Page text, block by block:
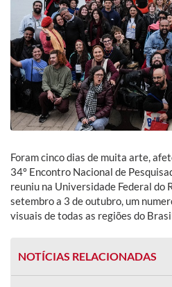
Foram cinco dias de muita arte,
34º Encontro Nacional de
reuniu na Universidade Federal do
setembro a 3 de outubro, um
visuais de todas as regiões do
NOTÍCIAS RELACIONADAS